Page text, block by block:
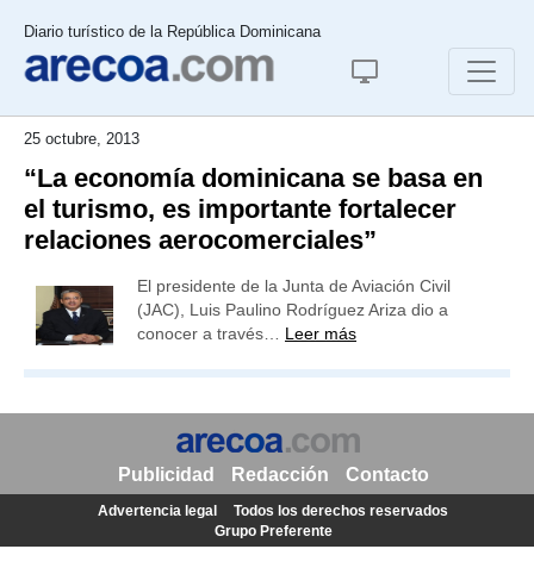
Diario turístico de la República Dominicana
25 octubre, 2013
“La economía dominicana se basa en
el turismo, es importante fortalecer
relaciones aerocomerciales”
El presidente de la Junta de Aviación Civil
(JAC), Luis Paulino Rodríguez Ariza dio a
conocer a través… Leer más
Publicidad Redacción Contacto
Advertencia legal
Todos los derechos reservados
Grupo Preferente